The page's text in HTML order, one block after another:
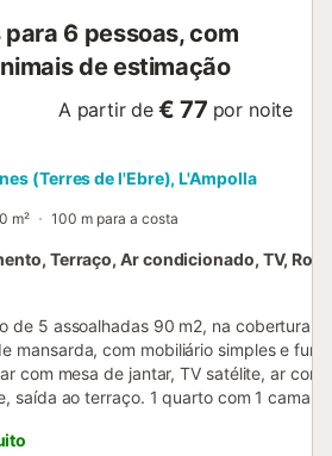
6 pessoas, com
de estimação
A partir de € 77 por noite
(Terres de l'Ebre), L'Ampolla
m² 100 m para a costa
Terraço, Ar condicionado, TV,
de 5 assoalhadas 90 m2, na cobertura.
mansarda, com mobiliário simples e
com mesa de jantar, TV satélite, ar
saída ao terraço. 1 quarto com 1 cama
com 1 cama (90 cm, 190 cm de